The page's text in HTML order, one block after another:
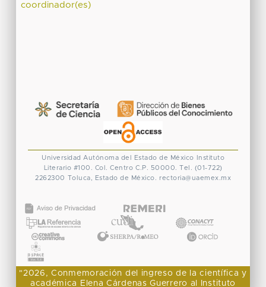
coordinador(es)
Universidad Autónoma del Estado de México
Instituto
Literario #100. Col. Centro C.P. 50000. Tel. (01-722)
2262300 Toluca, Estado de México. rectoria@uaemex.mx
"2026, Conmemoración del ingreso de la científica y
académica Elena Cárdenas Guerrero al Instituto